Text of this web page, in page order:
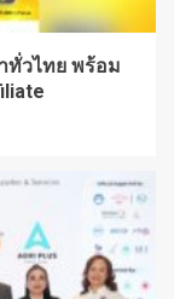
ทั่วไทย พร้อม